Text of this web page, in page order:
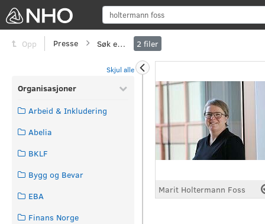
Opp Presse Søk etter 2 filer
Skjul alle
Organisasjoner
Arbeid & Inkludering
Abelia
BKLF
Bygg og Bevar
EBA
Finans Norge
Marit Holtermann Foss